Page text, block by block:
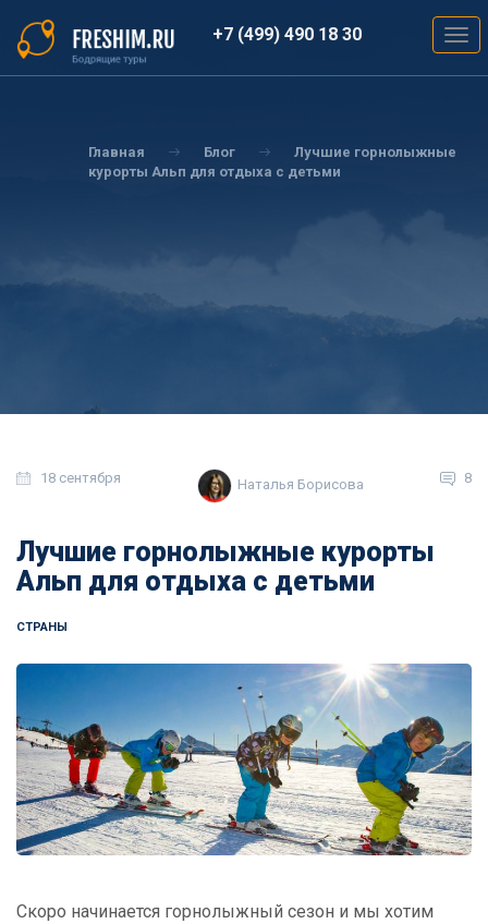
основному
содержанию
+7 (499) 490 18 30
Главная Блог
Лучшие горнолыжные
курорты Альп для отдыха с детьми
18 сентября Наталья Борисова 8
Лучшие горнолыжные курорты
Альп для отдыха с детьми
СТРАНЫ
Скоро начинается горнолыжный сезон и мы хотим